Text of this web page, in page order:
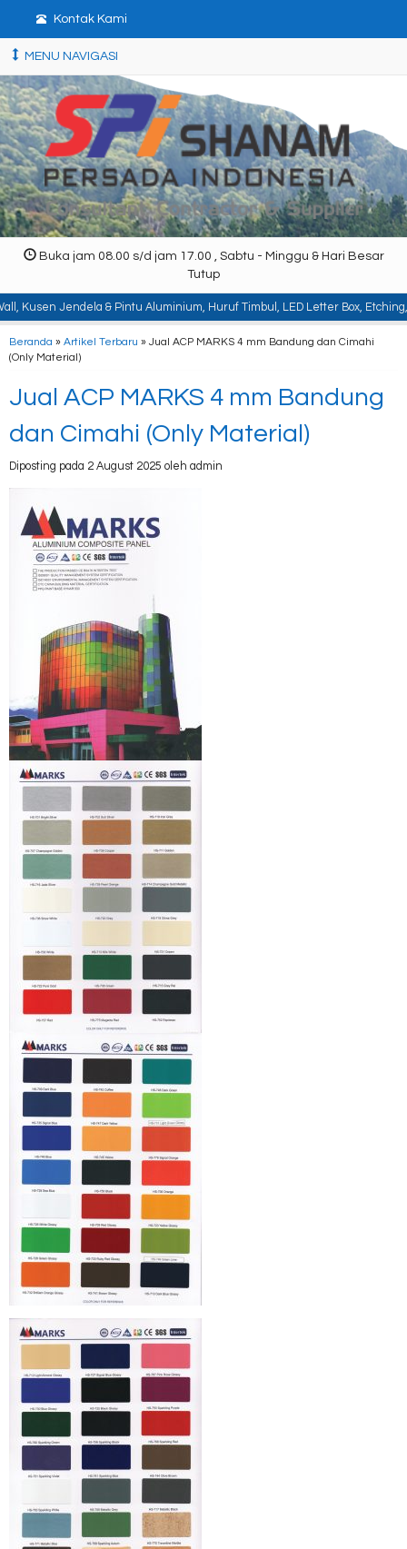
Kontak Kami
MENU NAVIGASI
Buka jam 08.00 s/d jam 17.00 , Sabtu - Minggu & Hari Besar
Tutup
Jendela & Pintu Aluminium, Huruf Timbul, LED Letter Box, Etching,
Beranda » Artikel Terbaru » Jual ACP MARKS 4 mm Bandung dan Cimahi
(Only Material)
Jual ACP MARKS 4 mm Bandung
dan Cimahi (Only Material)
Diposting pada 2 August 2025 oleh admin